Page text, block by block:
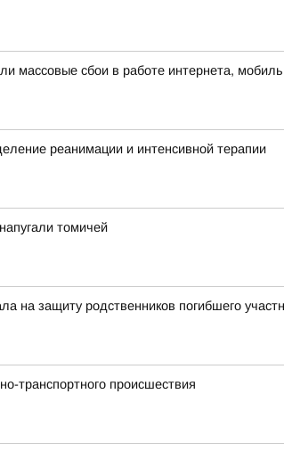
массовые сбои в работе интернета,
реанимации и интенсивной терапии
томичей
на защиту родственников погибшего
транспортного происшествия